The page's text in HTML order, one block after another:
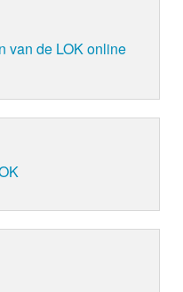
van de LOK online